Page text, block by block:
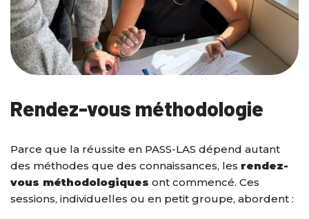
Rendez-vous méthodologie
Parce que la réussite en PASS-LAS dépend autant
des méthodes que des connaissances, les rendez-
vous méthodologiques ont commencé. Ces
sessions, individuelles ou en petit groupe, abordent :